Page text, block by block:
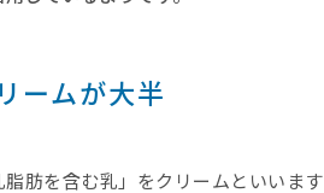
ームが大半
肪を含む乳」をクリームといいま